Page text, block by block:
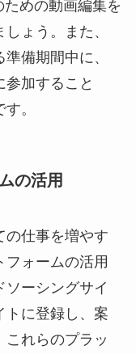
めの動画編集を
ょう。また、
備期間中に、
加すること
。
の活用
仕事を増やす
フォームの活用
ソーシングサイ
トに登録し、案
れらのプラッ